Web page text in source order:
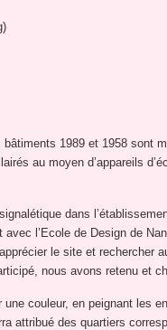
bâtiments 1989 et 1958 sont
au moyen d’appareils
dans
l’Ecole de Design de
le site et rechercher
nous avons retenu et
une couleur, en peignant les
attribué des quartiers